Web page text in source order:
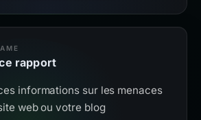
rapport
informations sur les menaces
web ou votre blog